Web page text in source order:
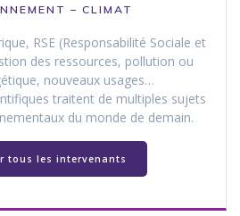
– CLIMAT
RSE (Responsabilité Sociale et
des ressources, pollution ou
nouveaux usages…
traitent de multiples sujets
du monde de demain.
tous les intervenants